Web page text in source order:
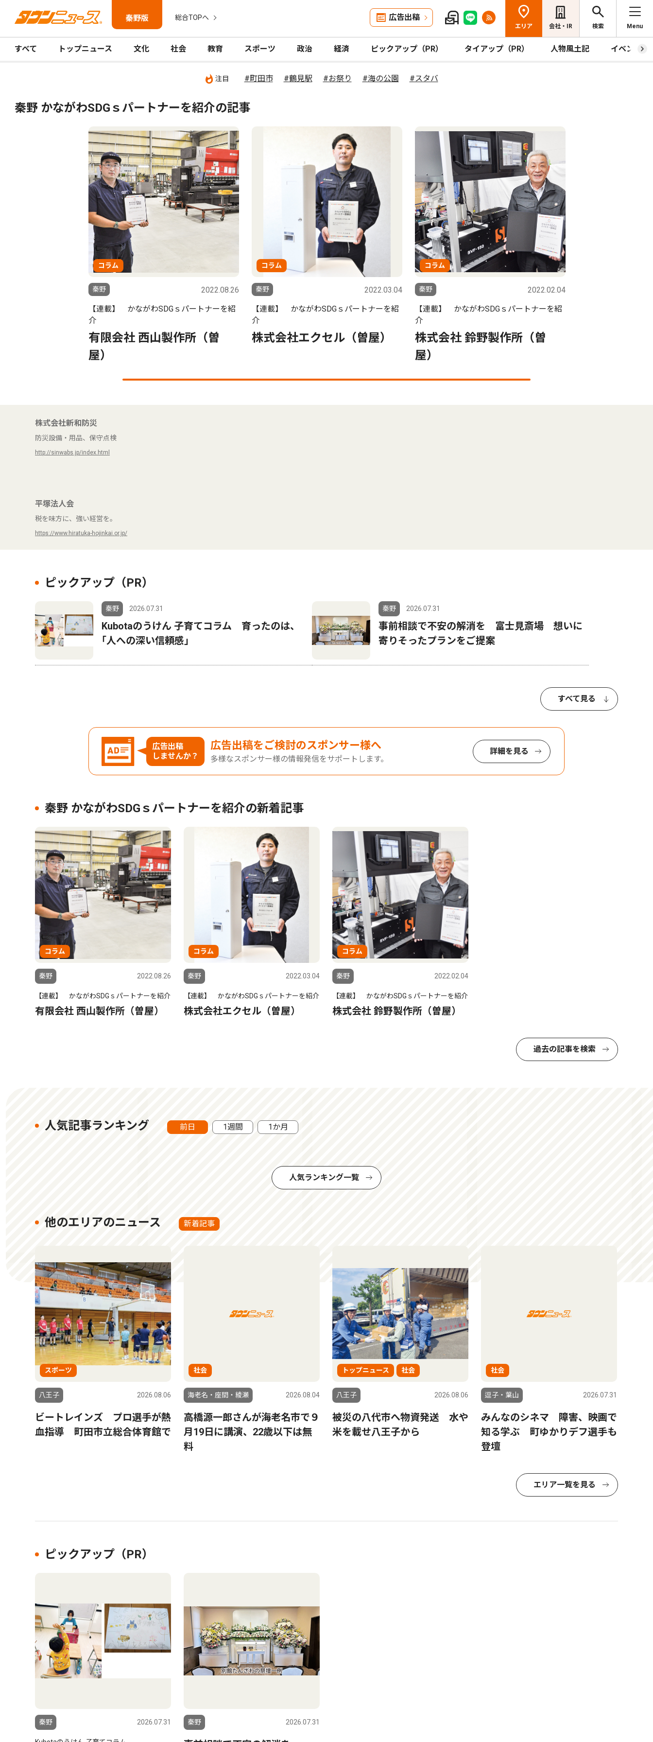
秦野版 総合TOPへ 広告出稿
エリア 会社・IR 検索 Menu
すべて トップニュース 文化 社会 教育 スポーツ 政治 経済 ピックアップ（PR） タイアップ（PR） 人物風土記 イベント
注目 #町田市 #鶴見駅 #お祭り #海の公園 #スタバ
秦野 かながわSDGｓパートナーを紹介の記事
コラム
秦野 2022.08.26
【連載】 かながわSDGｓパートナーを紹
介
有限会社 西山製作所（曽
屋）
コラム
秦野 2022.03.04
【連載】 かながわSDGｓパートナーを紹
介
株式会社エクセル（曽屋）
コラム
秦野 2022.02.04
【連載】 かながわSDGｓパートナーを紹
介
株式会社 鈴野製作所（曽
屋）
株式会社新和防災
防災設備・用品、保守点検
http://sinwabs.jp/index.html
平塚法人会
税を味方に、強い経営を。
https://www.hiratuka-hojinkai.or.jp/
ピックアップ（PR）
秦野 2026.07.31
Kubotaのうけん 子育てコラム 育ったのは、
｢人への深い信頼感｣
秦野 2026.07.31
事前相談で不安の解消を 富士見斎場 想いに
寄りそったプランをご提案
すべて見る
広告出稿
しませんか？
広告出稿をご検討のスポンサー様へ
多様なスポンサー様の情報発信をサポートします。
詳細を見る
秦野 かながわSDGｓパートナーを紹介の新着記事
コラム
秦野 2022.08.26
【連載】 かながわSDGｓパートナーを紹介
有限会社 西山製作所（曽屋）
コラム
秦野 2022.03.04
【連載】 かながわSDGｓパートナーを紹介
株式会社エクセル（曽屋）
コラム
秦野 2022.02.04
【連載】 かながわSDGｓパートナーを紹介
株式会社 鈴野製作所（曽屋）
過去の記事を検索
人気記事ランキング 前日 1週間 1か月
人気ランキング一覧
他のエリアのニュース 新着記事
スポーツ
八王子 2026.08.06
ビートレインズ プロ選手が熱
血指導 町田市立総合体育館で
社会
海老名・座間・綾瀬 2026.08.04
高橋源一郎さんが海老名市で９
月19日に講演、22歳以下は無
料
トップニュース 社会
八王子 2026.08.06
被災の八代市へ物資発送 水や
米を載せ八王子から
社会
逗子・葉山 2026.07.31
みんなのシネマ 障害、映画で
知る学ぶ 町ゆかりデフ選手も
登壇
エリア一覧を見る
ピックアップ（PR）
秦野 2026.07.31 秦野 2026.07.31